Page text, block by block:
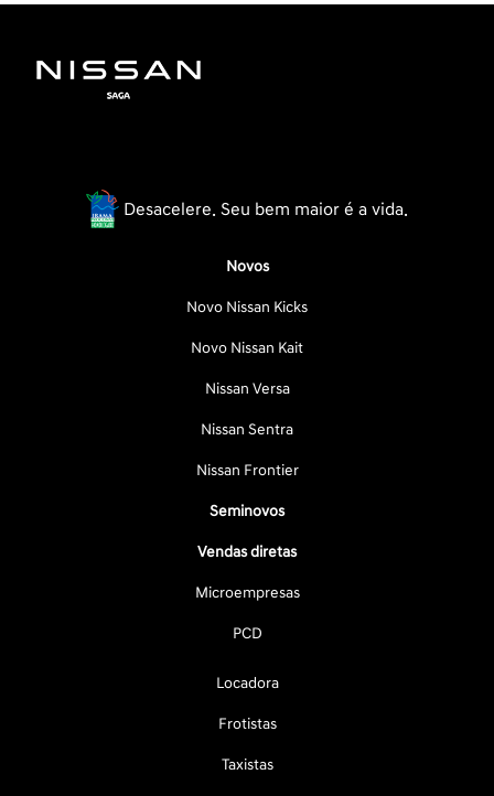
Desacelere. Seu bem maior é a vida.
Novos
Novo Nissan Kicks
Novo Nissan Kait
Nissan Versa
Nissan Sentra
Nissan Frontier
Seminovos
Vendas diretas
Microempresas
PCD
Locadora
Frotistas
Taxistas